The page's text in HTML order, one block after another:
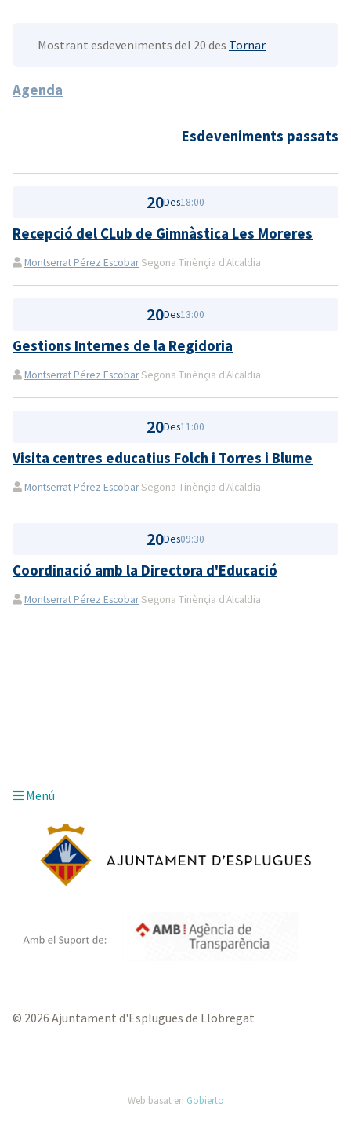
Mostrant esdeveniments del 20 des Tornar
Agenda
Esdeveniments passats
20Des18:00
Recepció del CLub de Gimnàstica Les Moreres
Montserrat Pérez EscobarSegona Tinènçia d'Alcaldia
20Des13:00
Gestions Internes de la Regidoria
Montserrat Pérez EscobarSegona Tinènçia d'Alcaldia
20Des11:00
Visita centres educatius Folch i Torres i Blume
Montserrat Pérez EscobarSegona Tinènçia d'Alcaldia
20Des09:30
Coordinació amb la Directora d'Educació
Montserrat Pérez EscobarSegona Tinènçia d'Alcaldia
Menú
© 2026 Ajuntament d'Esplugues de Llobregat
Web basat en Gobierto